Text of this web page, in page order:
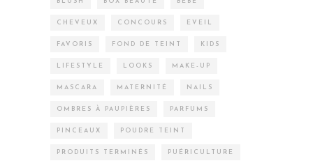
CHEVEUX CONCOURS EVEIL
FAVORIS FOND DE TEINT KIDS
LIFESTYLE LOOKS MAKE-UP
MASCARA MATERNITÉ NAILS
OMBRES À PAUPIÈRES PARFUMS
PINCEAUX POUDRE TEINT
PRODUITS TERMINÉS PUÉRICULTURE